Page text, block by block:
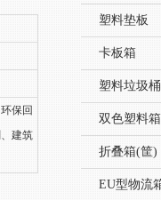
保回
建筑
塑料垫板
卡板箱
塑料垃圾桶
双色塑料箱
折叠箱(筐)
EU型物流